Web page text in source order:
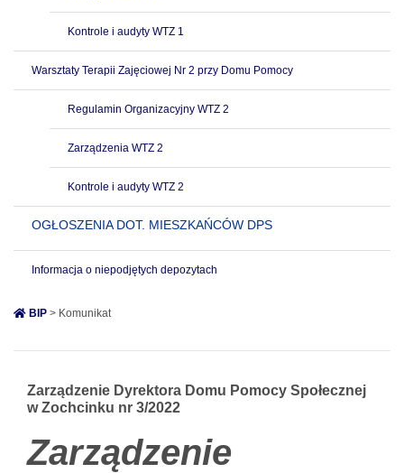
Kontrole i audyty WTZ 1
Warsztaty Terapii Zajęciowej Nr 2 przy Domu Pomocy
Regulamin Organizacyjny WTZ 2
Zarządzenia WTZ 2
Kontrole i audyty WTZ 2
OGŁOSZENIA DOT. MIESZKAŃCÓW DPS
Informacja o niepodjętych depozytach
BIP > Komunikat
Zarządzenie Dyrektora Domu Pomocy Społecznej
w Zochcinku nr 3/2022
Zarządzenie